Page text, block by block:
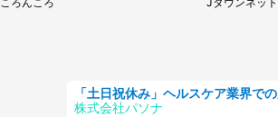
株式会社パソナ